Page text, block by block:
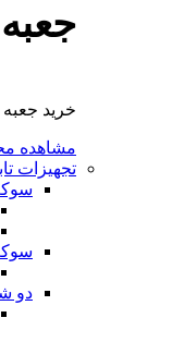
خرید جعبه
مشاهده
تجهیزات
دو